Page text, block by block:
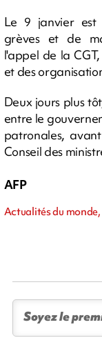
Le 9 janvier est
grèves et de
l'appel de la
et des
Deux jours plus
entre le
patronales,
Conseil des
AFP
Actualités du monde,